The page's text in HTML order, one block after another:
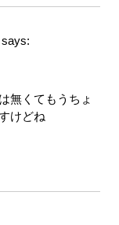
says:
無くてもうちょ
けどね